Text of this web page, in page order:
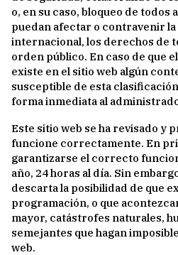
o, en su caso, bloqueo de todos
puedan afectar o contravenir la
internacional, los derechos de
orden público. En caso de que
existe en el sitio web algún
susceptible de esta
forma inmediata al
Este sitio web se ha revisado y
funcione correctamente. En
garantizarse el correcto
año, 24 horas al día. Sin
descarta la posibilidad de que
programación, o que
mayor, catástrofes naturales,
semejantes que hagan
web.